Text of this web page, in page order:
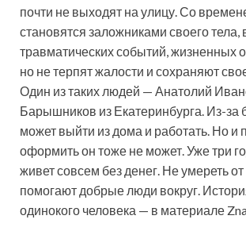
почти не выходят на улицу. Со
становятся заложниками своего тела,
травматических событий, жизненных
но не терпят жалости и сохраняют
Один из таких людей — Анатолий
Барышников из Екатеринбурга. Из-за
может выйти из дома и работать. Но и
оформить он тоже не может. Уже три
живет совсем без денег. Не умереть
помогают добрые люди вокруг.
одинокого человека — в материале